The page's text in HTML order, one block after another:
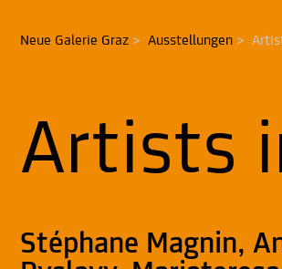
Neue Galerie Graz > Ausstellungen >
Artists
Stéphane Magnin,